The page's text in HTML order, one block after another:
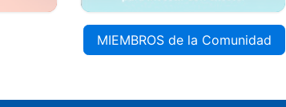
MIEMBROS de la Comunidad